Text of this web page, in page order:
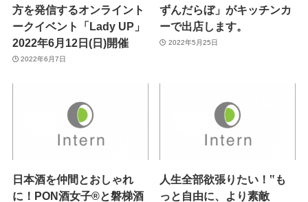
方を発信するオンライント
ークイベント「Lady UP」
2022年6月12日(日)開催
2022年6月7日
ずんだらぼ」がキッチンカ
ーで出店します。
2022年5月25日
日本酒を仲間とおしゃれ
に！PON酒女子®と磐梯酒
人生全部欲張りたい！‟も
っと自由に、より素敵